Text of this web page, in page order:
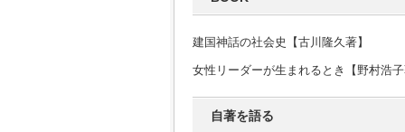
建国神話の社会史【古川隆久著】
女性リーダーが生まれるとき【野村浩
自著を語る